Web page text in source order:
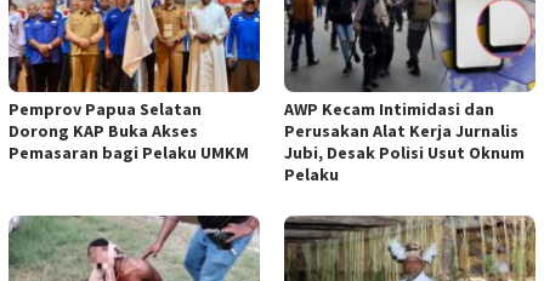
Pemprov Papua Selatan
Dorong KAP Buka Akses
Pemasaran bagi Pelaku UMKM
AWP Kecam Intimidasi dan
Perusakan Alat Kerja Jurnalis
Jubi, Desak Polisi Usut Oknum
Pelaku